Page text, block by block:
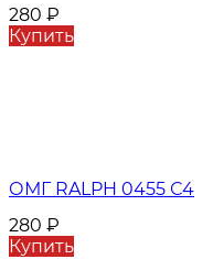
280 ₽
Купить
ОМГ RALPH 0455 С4
280 ₽
Купить